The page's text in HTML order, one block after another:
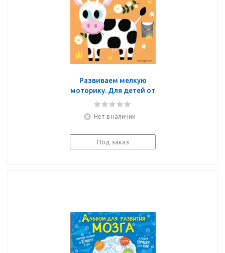
Развиваем мелкую
моторику. Для детей от
3 лет
Нет в наличии
Под заказ